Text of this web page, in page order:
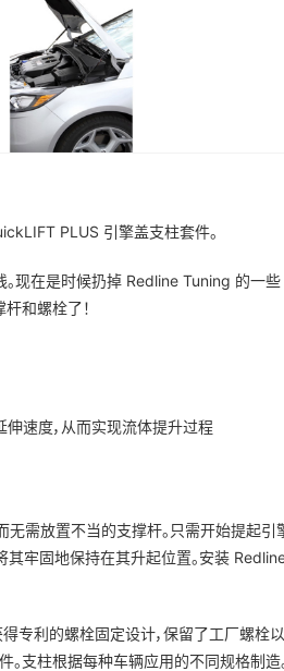
PLUS 引擎盖支柱套件。
现在是时候扔掉 Redline Tuning 的一些
和螺栓了！
伸速度，从而实现流体提升过程
需放置不当的支撑杆。只需开始提起引
牢固地保持在其升起位置。安装
专利的螺栓固定设计，保留了工厂螺栓
支柱根据每种车辆应用的不同规格制造